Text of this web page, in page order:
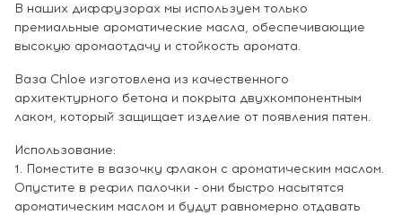
В наших диффузорах мы используем только
премиальные ароматические масла, обеспечивающие
высокую аромаотдачу и стойкость аромата.
Ваза Chloe изготовлена из качественного
архитектурного бетона и покрыта двухкомпонентным
лаком, который защищает изделие от появления пятен.
Использование:
1. Поместите в вазочку флакон с ароматическим маслом.
Опустите в рефил палочки - они быстро насытятся
ароматическим маслом и будут равномерно отдавать